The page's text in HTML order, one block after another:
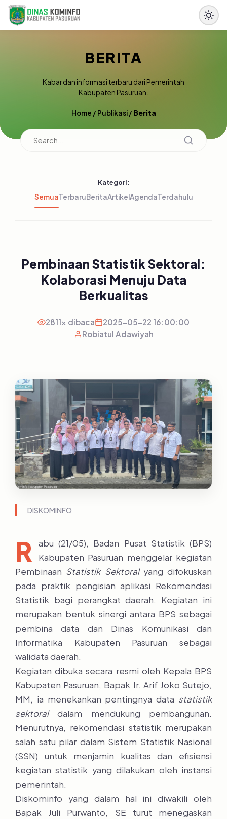
BERITA
Kabar dan informasi terbaru dari Pemerintah
Kabupaten Pasuruan.
Home /Publikasi/Berita
Kategori:
SemuaTerbaruBeritaArtikelAgendaTerdahulu
Pembinaan Statistik Sektoral:
Kolaborasi Menuju Data
Berkualitas
2811x dibaca
2025-05-22 16:00:00
Robiatul Adawiyah
DISKOMINFO
R
abu (21/05), Badan Pusat Statistik (BPS)
Kabupaten Pasuruan menggelar kegiatan
Pembinaan Statistik Sektoralyang difokuskan
pada praktik pengisian aplikasi Rekomendasi
Statistik bagi perangkat daerah. Kegiatan ini
merupakan bentuk sinergi antara BPS sebagai
pembina data dan Dinas Komunikasi dan
Informatika Kabupaten Pasuruan sebagai
walidata daerah.
Kegiatan dibuka secara resmi oleh Kepala BPS
Kabupaten Pasuruan, Bapak Ir. Arif Joko Sutejo,
MM, ia menekankan pentingnya data statistik
sektoraldalam mendukung pembangunan.
Menurutnya, rekomendasi statistik merupakan
salah satu pilar dalam Sistem Statistik Nasional
(SSN) untuk menjamin kualitas dan efisiensi
kegiatan statistik yang dilakukan oleh instansi
pemerintah.
Diskominfo yang dalam hal ini diwakili oleh
Bapak Juli Purwanto, SE turut menegaskan